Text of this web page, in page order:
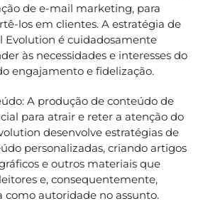
de e-mail marketing, para
los em clientes. A estratégia de
Evolution é cuidadosamente
às necessidades e interesses do
engajamento e fidelização.
A produção de conteúdo de
para atrair e reter a atenção do
desenvolve estratégias de
personalizadas, criando artigos
e outros materiais que
e, consequentemente,
como autoridade no assunto.